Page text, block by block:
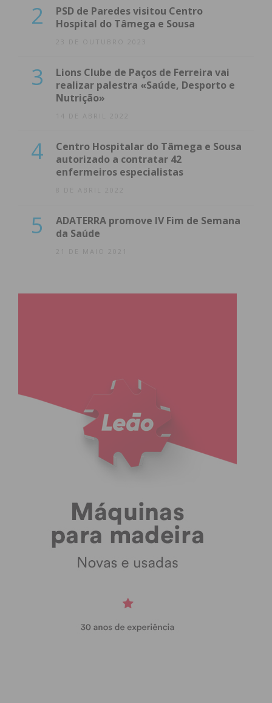
2
PSD de Paredes visitou Centro
Hospital do Tâmega e Sousa
23 DE OUTUBRO 2023
3
Lions Clube de Paços de Ferreira vai
realizar palestra «Saúde, Desporto e
Nutrição»
14 DE ABRIL 2022
4
Centro Hospitalar do Tâmega e Sousa
autorizado a contratar 42
enfermeiros especialistas
8 DE ABRIL 2022
5
ADATERRA promove IV Fim de Semana
da Saúde
21 DE MAIO 2021